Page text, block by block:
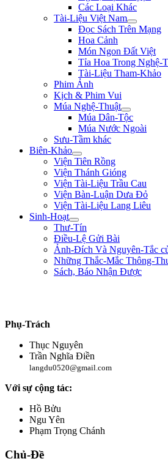
Các Loại Khác
Tài-Liệu Việt Nam
Đọc Sách Trên Mạng
Hoa Cảnh
Món Ngon Đất Việt
Tỉa Hoa Trong Nghệ-
Tài-Liệu Tham-Khảo
Phim Ảnh
Kịch & Phim Vui
Múa Nghệ-Thuật
Múa Dân-Tộc
Múa Nước Ngoài
Sưu-Tầm khác
Biên-Khảo
Viện Tiên Rồng
Viện Thánh Gióng
Viện Tài-Liệu Trầu Cau
Viện Bàn-Luận Dưa Đỏ
Viện Tài-Liệu Lang Liêu
Sinh-Hoạt
Thư-Tín
Điều-Lệ Gửi Bài
Ảnh-Đích Và Nguyên-Tắc
Những Thắc-Mắc Thông-
Sách, Báo Nhận Được
Phụ-Trách
Thục Nguyên
Trần Nghĩa Điền
langdu0520@gmail.com
Với sự cộng tác:
Hồ Bửu
Ngu Yên
Phạm Trọng Chánh
Chủ-Đề